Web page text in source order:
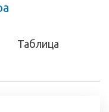
Таблица